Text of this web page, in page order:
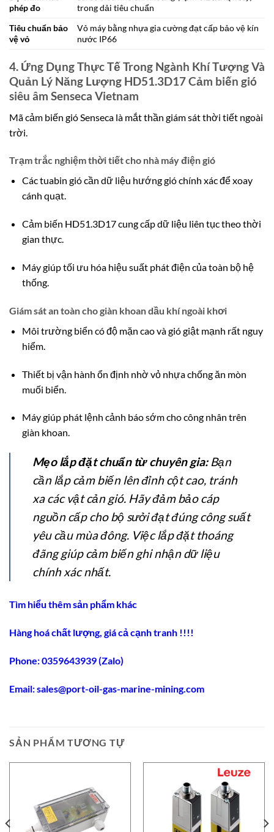
phép đo
trong dải tiêu chuẩn
Tiêu chuẩn bảo
vệ vỏ
Vỏ máy bằng nhựa gia cường đạt cấp bảo vệ kín
nước IP66
4. Ứng Dụng Thực Tế Trong Ngành Khí Tượng Và
Quản Lý Năng Lượng HD51.3D17 Cảm biến gió
siêu âm Senseca Vietnam
Mã cảm biến gió Senseca là mắt thần giám sát thời tiết ngoài
trời.
Trạm trắc nghiệm thời tiết cho nhà máy điện gió
Các tuabin gió cần dữ liệu hướng gió chính xác để xoay
cánh quạt.
Cảm biến HD51.3D17 cung cấp dữ liệu liên tục theo thời
gian thực.
Máy giúp tối ưu hóa hiệu suất phát điện của toàn bộ hệ
thống.
Giám sát an toàn cho giàn khoan dầu khí ngoài khơi
Môi trường biển có độ mặn cao và gió giật mạnh rất nguy
hiểm.
Thiết bị vận hành ổn định nhờ vỏ nhựa chống ăn mòn
muối biển.
Máy giúp phát lệnh cảnh báo sớm cho công nhân trên
giàn khoan.
Mẹo lắp đặt chuẩn từ chuyên gia:Bạn
cần lắp cảm biến lên đỉnh cột cao, tránh
xa các vật cản gió. Hãy đảm bảo cáp
nguồn cấp cho bộ sưởi đạt đúng công suất
yêu cầu mùa đông. Việc lắp đặt thoáng
đãng giúp cảm biến ghi nhận dữ liệu
chính xác nhất.
Tìm hiểu thêm sản phẩm khác
Hàng hoá chất lượng, giá cả cạnh tranh !!!!
Phone: 0359643939 (Zalo)
Email: sales@port-oil-gas-marine-mining.com
SẢN PHẨM TƯƠNG TỰ